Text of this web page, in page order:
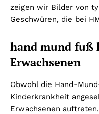
zeigen wir Bilder von
Geschwüren, die bei
hand mund fuß
Erwachsenen
Obwohl die Hand-
Kinderkrankheit
Erwachsenen